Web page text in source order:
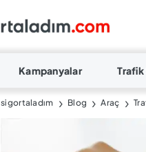
Kampanyalar Trafik
sigortaladım Blog Araç